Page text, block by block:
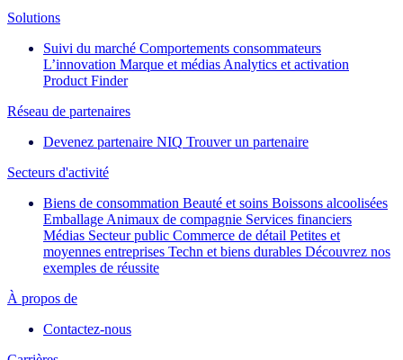
Solutions
Suivi du marché Comportements consommateurs
L’innovation Marque et médias Analytics et activation
Product Finder
Réseau de partenaires
Devenez partenaire NIQ Trouver un partenaire
Secteurs d'activité
Biens de consommation Beauté et soins Boissons alcoolisées
Emballage Animaux de compagnie Services financiers
Médias Secteur public Commerce de détail Petites et
moyennes entreprises Techn et biens durables Découvrez nos
exemples de réussite
À propos de
Contactez-nous